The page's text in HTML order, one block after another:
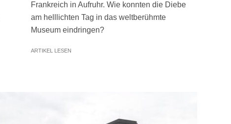
Frankreich in Aufruhr. Wie konnten die Diebe
am helllichten Tag in das weltberühmte
Museum eindringen?
ARTIKEL LESEN